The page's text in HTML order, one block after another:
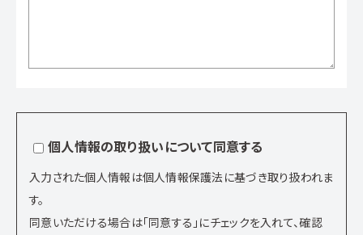
個人情報の取り扱いについて同意する
入力された個人情報は個人情報保護法に基づき取り扱われま
す。
同意いただける場合は「同意する」にチェックを入れて、確認